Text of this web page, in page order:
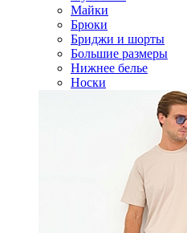
Майки
Брюки
Бриджи и шорты
Большие размеры
Нижнее белье
Носки